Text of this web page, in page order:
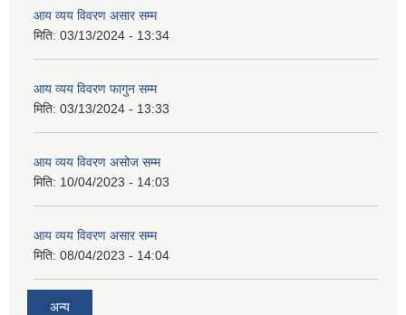
आय व्यय विवरण असार सम्म
मिति: 03/13/2024 - 13:34
आय व्यय विवरण फागुन सम्म
मिति: 03/13/2024 - 13:33
आय व्यय विवरण असोज सम्म
मिति: 10/04/2023 - 14:03
आय व्यय विवरण असार सम्म
मिति: 08/04/2023 - 14:04
अन्य